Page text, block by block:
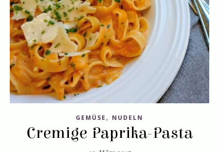
GEMÜSE , NUDELN
Cremige Paprika-Pasta